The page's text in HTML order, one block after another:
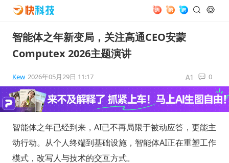
智能体之年新变局，关注高通CEO安蒙
Computex 2026主题演讲
Kew 2026年05月29日 11:17 0
智能体之年已经到来，AI已不再局限于被动应答，更能主
动行动。从个人终端到基础设施，智能体AI正在重塑工作
模式，改写人与技术的交互方式。